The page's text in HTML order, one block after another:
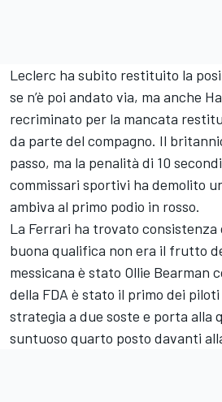
Leclerc ha subito restituito la
se n’è poi andato via, ma anche
recriminato per la mancata
da parte del compagno. Il
passo, ma la penalità di 10
commissari sportivi ha demolito
ambiva al primo podio in rosso.
La Ferrari ha trovato consistenza
buona qualifica non era il frutto
messicana è stato Ollie Bearman
della FDA è stato il primo dei
strategia a due soste e porta alla
suntuoso quarto posto davanti